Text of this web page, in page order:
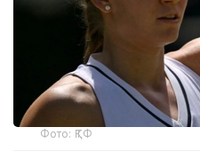
Фото: ҚТФ